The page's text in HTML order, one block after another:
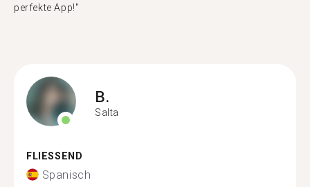
perfekte App!"
B.
Salta
FLIESSEND
Spanisch